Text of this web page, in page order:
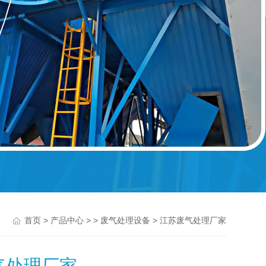
首页> 产品中心> > 废气处理设备 > 江苏废气处理厂家